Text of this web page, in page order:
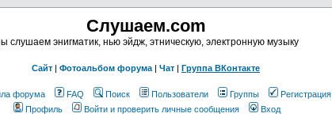
Слушаем.com
слушаем энигматик, нью эйдж, этническую, электронную музыку
Сайт | Фотоальбом форума | Чат | Группа ВКонтакте
форума FAQ Поиск Пользователи Группы
Регистрация
Профиль
Войти и проверить личные сообщения Вход